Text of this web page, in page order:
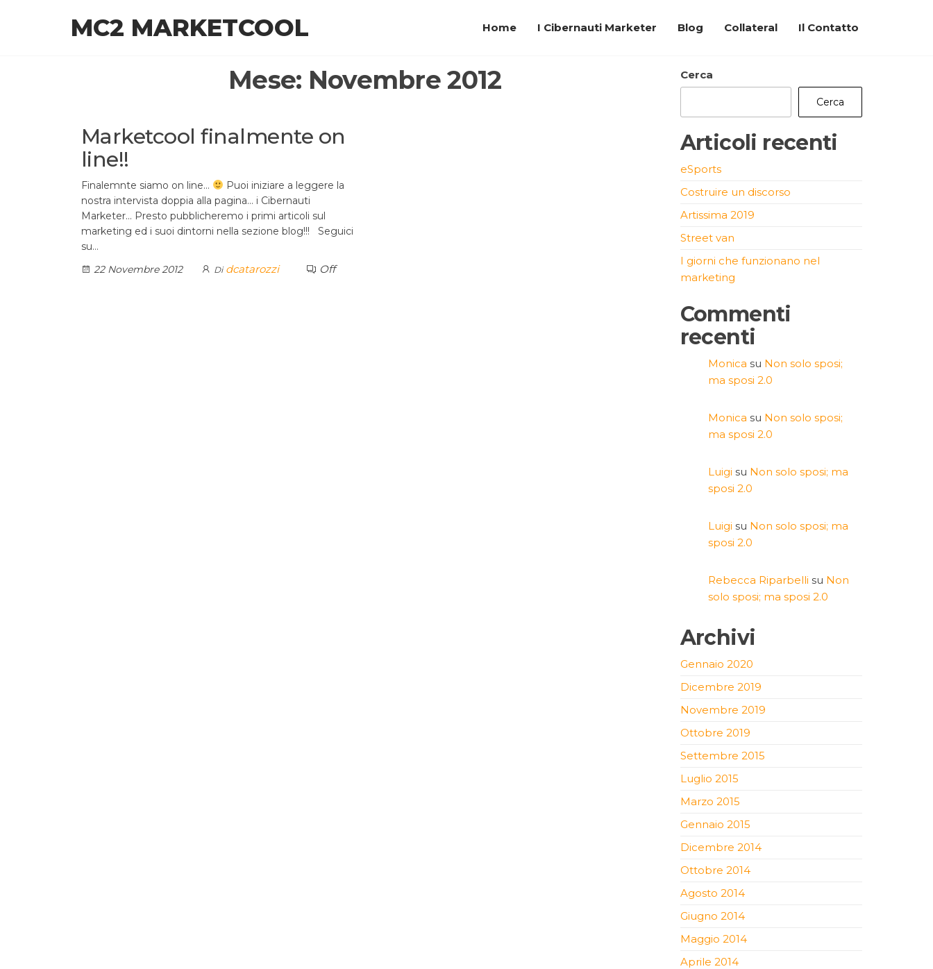
MC2 MARKETCOOL Home I Cibernauti Marketer Blog Collateral Il Contatto
Mese: Novembre 2012
Marketcool finalmente on
line!!
Finalemnte siamo on line…
Puoi iniziare a leggere la
nostra intervista doppia alla pagina… i Cibernauti
Marketer… Presto pubblicheremo i primi articoli sul
marketing ed i suoi dintorni nella sezione blog!!! Seguici
su…
22 Novembre 2012
Di dcatarozzi Off
Cerca
Cerca
Articoli recenti
eSports
Costruire un discorso
Artissima 2019
Street van
I giorni che funzionano nel
marketing
Commenti
recenti
Monica su Non solo sposi;
ma sposi 2.0
Monica su Non solo sposi;
ma sposi 2.0
Luigi su Non solo sposi; ma
sposi 2.0
Luigi su Non solo sposi; ma
sposi 2.0
Rebecca Riparbelli su Non
solo sposi; ma sposi 2.0
Archivi
Gennaio 2020
Dicembre 2019
Novembre 2019
Ottobre 2019
Settembre 2015
Luglio 2015
Marzo 2015
Gennaio 2015
Dicembre 2014
Ottobre 2014
Agosto 2014
Giugno 2014
Maggio 2014
Aprile 2014